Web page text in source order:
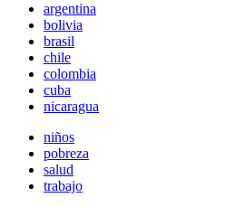
argentina
bolivia
brasil
chile
colombia
cuba
nicaragua
niños
pobreza
salud
trabajo